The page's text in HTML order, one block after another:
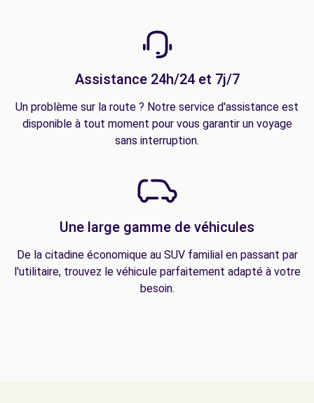
Assistance 24h/24 et 7j/7
Un problème sur la route ? Notre service d'assistance est
disponible à tout moment pour vous garantir un voyage
sans interruption.
Une large gamme de véhicules
De la citadine économique au SUV familial en passant par
l'utilitaire, trouvez le véhicule parfaitement adapté à votre
besoin.